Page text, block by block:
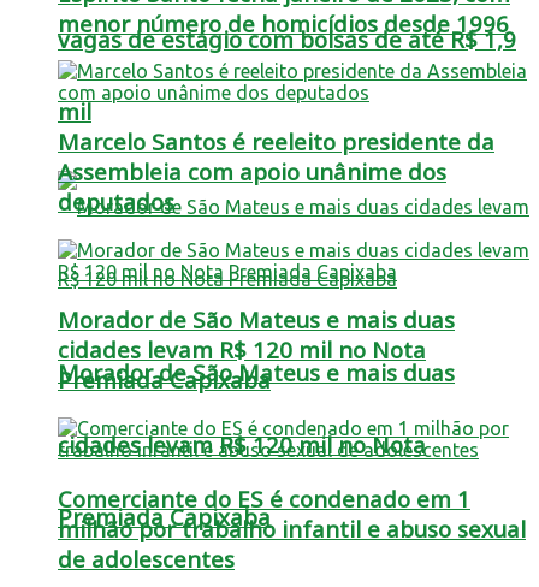
vagas de estágio com bolsas de até R$ 1,9
mil
Morador de São Mateus e mais duas
cidades levam R$ 120 mil no Nota
Premiada Capixaba
menor número de homicídios desde 1996
Marcelo Santos é reeleito presidente da
Assembleia com apoio unânime dos
deputados
Morador de São Mateus e mais duas
cidades levam R$ 120 mil no Nota
Premiada Capixaba
Comerciante do ES é condenado em 1
milhão por trabalho infantil e abuso sexual
de adolescentes